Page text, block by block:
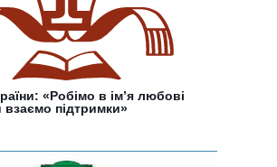
«Робімо в ім’я любові
взаємо підтримки»